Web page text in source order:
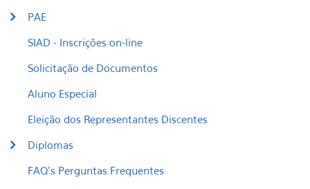
PAE
SIAD - Inscrições on-line
Solicitação de Documentos
Aluno Especial
Eleição dos Representantes Discentes
Diplomas
FAQ's Perguntas Frequentes